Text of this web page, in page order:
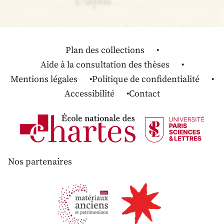
Plan des collections
Aide à la consultation des thèses
Mentions légales
Politique de confidentialité
Accessibilité
Contact
Nos partenaires